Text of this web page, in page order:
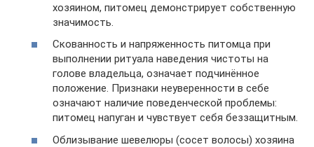
хозяином, питомец демонстрирует собственную
значимость.
Скованность и напряженность питомца при
выполнении ритуала наведения чистоты на
голове владельца, означает подчинённое
положение. Признаки неуверенности в себе
означают наличие поведенческой проблемы:
питомец напуган и чувствует себя беззащитным.
Облизывание шевелюры (сосет волосы) хозяина